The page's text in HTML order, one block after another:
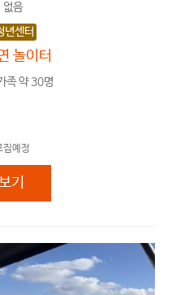
년센터
놀이터
족 약 30명
집예정
자연 놀이터
기